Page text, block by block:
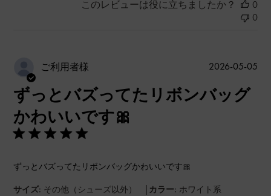
このレビューは役に立ちましたか？
0
0
ご利用者様
ずっとバズってたリボンバッグ
かわいいです🎀
ずっとバズってたリボンバッグかわいいです🎀
サイズ: その他（シューズ以外） | カラー: ホワイト系
公
2026-05-05